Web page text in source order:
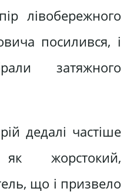
лівобережного
посилився, і
затяжного
дедалі частіше
жорстокий,
що і призвело